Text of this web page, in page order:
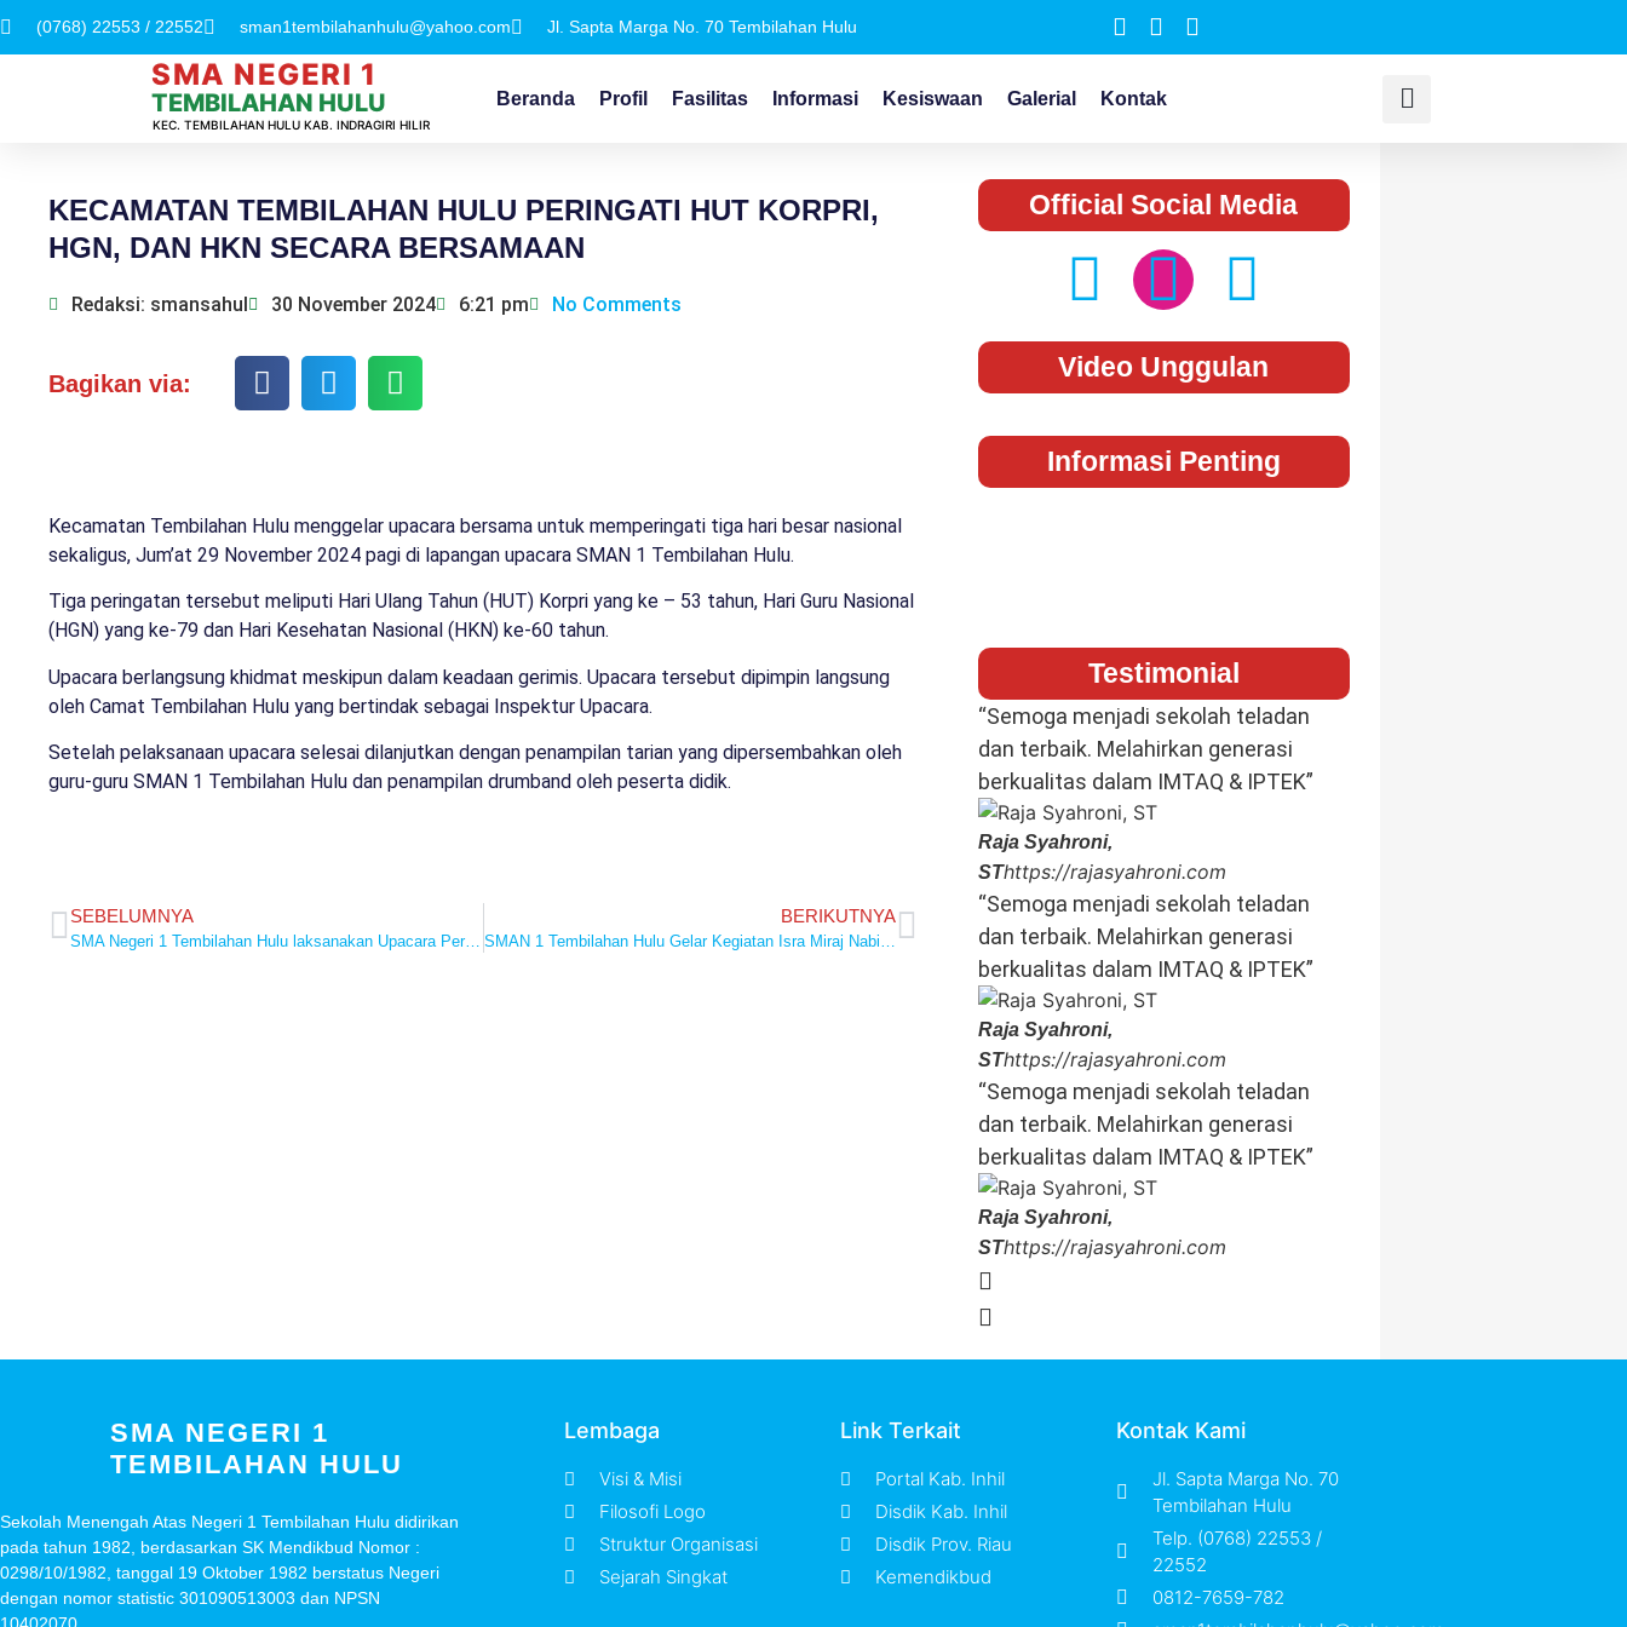
(0768) 22553 / 22552 sman1tembilahanhulu@yahoo.com Jl. Sapta Marga No. 70 Tembilahan Hulu
SMA NEGERI 1
TEMBILAHAN HULU
KEC. TEMBILAHAN HULU KAB. INDRAGIRI HILIR
Beranda Profil Fasilitas Informasi Kesiswaan Galerial Kontak
KECAMATAN TEMBILAHAN HULU PERINGATI HUT KORPRI,
HGN, DAN HKN SECARA BERSAMAAN
Redaksi: smansahul 30 November 2024 6:21 pm No Comments
Bagikan via:
Kecamatan Tembilahan Hulu menggelar upacara bersama untuk memperingati tiga hari besar nasional
sekaligus, Jum’at 29 November 2024 pagi di lapangan upacara SMAN 1 Tembilahan Hulu.
Tiga peringatan tersebut meliputi Hari Ulang Tahun (HUT) Korpri yang ke – 53 tahun, Hari Guru Nasional
(HGN) yang ke-79 dan Hari Kesehatan Nasional (HKN) ke-60 tahun.
Upacara berlangsung khidmat meskipun dalam keadaan gerimis. Upacara tersebut dipimpin langsung
oleh Camat Tembilahan Hulu yang bertindak sebagai Inspektur Upacara.
Setelah pelaksanaan upacara selesai dilanjutkan dengan penampilan tarian yang dipersembahkan oleh
guru-guru SMAN 1 Tembilahan Hulu dan penampilan drumband oleh peserta didik.
SEBELUMNYA
SMA Negeri 1 Tembilahan Hulu laksanakan Upacara Peringatan Hari Guru Nasional Tahun 2024
BERIKUTNYA
Official Social Media
Video Unggulan
Informasi Penting
Testimonial
“Semoga menjadi sekolah teladan
dan terbaik. Melahirkan generasi
berkualitas dalam IMTAQ & IPTEK”
Raja Syahroni,
SThttps://rajasyahroni.com
“Semoga menjadi sekolah teladan
dan terbaik. Melahirkan generasi
berkualitas dalam IMTAQ & IPTEK”
Raja Syahroni,
SThttps://rajasyahroni.com
“Semoga menjadi sekolah teladan
dan terbaik. Melahirkan generasi
berkualitas dalam IMTAQ & IPTEK”
Raja Syahroni,
SThttps://rajasyahroni.com
SMA NEGERI 1
TEMBILAHAN HULU
Sekolah Menengah Atas Negeri 1 Tembilahan Hulu didirikan
pada tahun 1982, berdasarkan SK Mendikbud Nomor :
0298/10/1982, tanggal 19 Oktober 1982 berstatus Negeri
dengan nomor statistic 301090513003 dan NPSN
Lembaga
Visi & Misi
Filosofi Logo
Struktur Organisasi
Sejarah Singkat
Link Terkait
Portal Kab. Inhil
Disdik Kab. Inhil
Disdik Prov. Riau
Kemendikbud
Kontak Kami
Jl. Sapta Marga No. 70
Tembilahan Hulu
Telp. (0768) 22553 /
22552
0812-7659-782